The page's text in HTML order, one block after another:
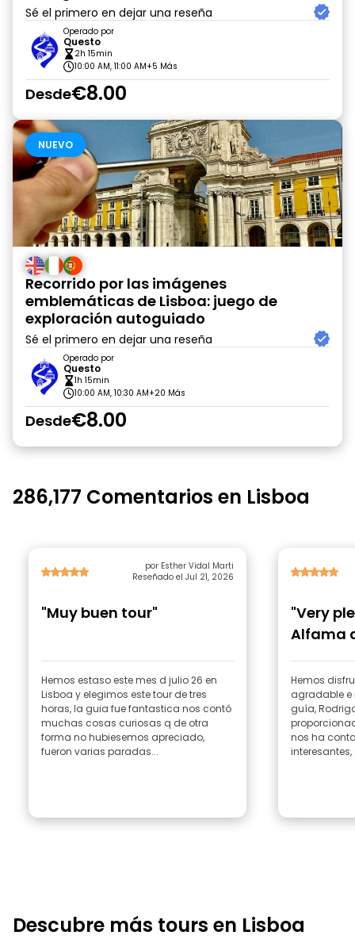
Sé el primero en dejar una reseña
Operado por
Questo
2h 15min
10:00 AM, 11:00 AM+5 Más
Desde€8.00
NUEVO
Recorrido por las imágenes
emblemáticas de Lisboa: juego de
exploración autoguiado
Sé el primero en dejar una reseña
Operado por
Questo
1h 15min
10:00 AM, 10:30 AM+20 Más
Desde€8.00
286,177 Comentarios en Lisboa
por Esther Vidal Marti
Reseñado el Jul 21, 2026
"Muy buen tour"
Hemos estaso este mes d julio 26 en
Lisboa y elegimos este tour de tres
horas, la guia fue fantastica nos contó
muchas cosas curiosas q de otra
forma no hubiesemos apreciado,
fueron varias paradas...
"Very
Alfama
Hemos
agradable e
guía,
nos ha
Descubre más tours en Lisboa